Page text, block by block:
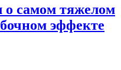
о самом тяжелом
эффекте